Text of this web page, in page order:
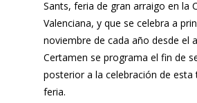
Sants, feria de gran arraigo en la
Valenciana, y que se celebra a
noviembre de cada año desde el
Certamen se programa el fin de
posterior a la celebración de esta
feria.